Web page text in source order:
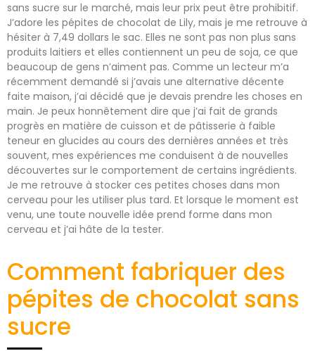
sans sucre sur le marché, mais leur prix peut être prohibitif.
J’adore les pépites de chocolat de Lily, mais je me retrouve à
hésiter à 7,49 dollars le sac. Elles ne sont pas non plus sans
produits laitiers et elles contiennent un peu de soja, ce que
beaucoup de gens n’aiment pas. Comme un lecteur m’a
récemment demandé si j’avais une alternative décente
faite maison, j’ai décidé que je devais prendre les choses en
main. Je peux honnêtement dire que j’ai fait de grands
progrès en matière de cuisson et de pâtisserie à faible
teneur en glucides au cours des dernières années et très
souvent, mes expériences me conduisent à de nouvelles
découvertes sur le comportement de certains ingrédients.
Je me retrouve à stocker ces petites choses dans mon
cerveau pour les utiliser plus tard. Et lorsque le moment est
venu, une toute nouvelle idée prend forme dans mon
cerveau et j’ai hâte de la tester.
Comment fabriquer des
pépites de chocolat sans
sucre